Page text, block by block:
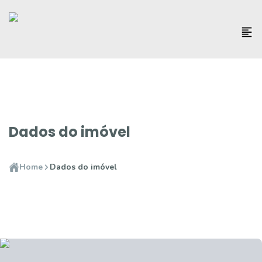
Dados do imóvel
Home Dados do imóvel